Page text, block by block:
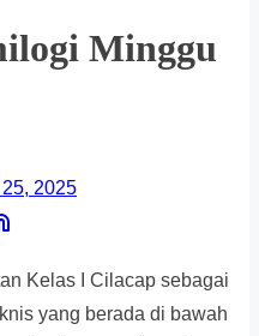
Minggu
2025
Kelas I Cilacap sebagai
yang berada di bawah